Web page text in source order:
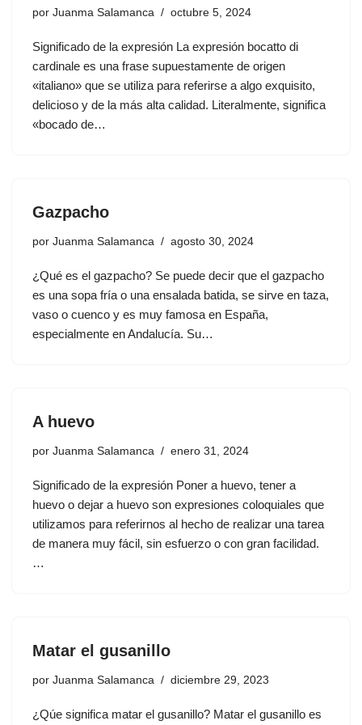
por Juanma Salamanca octubre 5, 2024
Significado de la expresión La expresión bocatto di
cardinale es una frase supuestamente de origen
«italiano» que se utiliza para referirse a algo exquisito,
delicioso y de la más alta calidad. Literalmente, significa
«bocado de…
Gazpacho
por Juanma Salamanca agosto 30, 2024
¿Qué es el gazpacho? Se puede decir que el gazpacho
es una sopa fría o una ensalada batida, se sirve en taza,
vaso o cuenco y es muy famosa en España,
especialmente en Andalucía. Su…
A huevo
por Juanma Salamanca enero 31, 2024
Significado de la expresión Poner a huevo, tener a
huevo o dejar a huevo son expresiones coloquiales que
utilizamos para referirnos al hecho de realizar una tarea
de manera muy fácil, sin esfuerzo o con gran facilidad.
…
Matar el gusanillo
por Juanma Salamanca diciembre 29, 2023
¿Qúe significa matar el gusanillo? Matar el gusanillo es